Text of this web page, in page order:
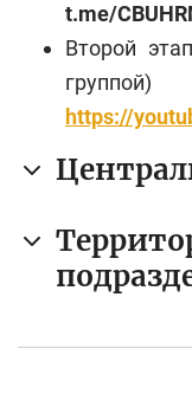
t.me/
Второй
группой)
https://